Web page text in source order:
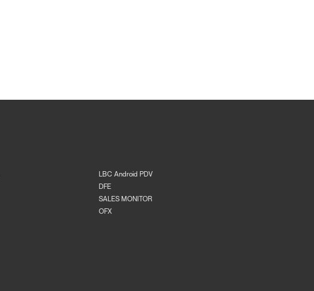
LBC Android PDV
DFE
SALES MONITOR
OFX